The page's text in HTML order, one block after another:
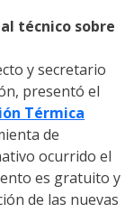
técnico sobre
y secretario
presentó el
Térmica
de
ocurrido el
es gratuito y
de las nuevas